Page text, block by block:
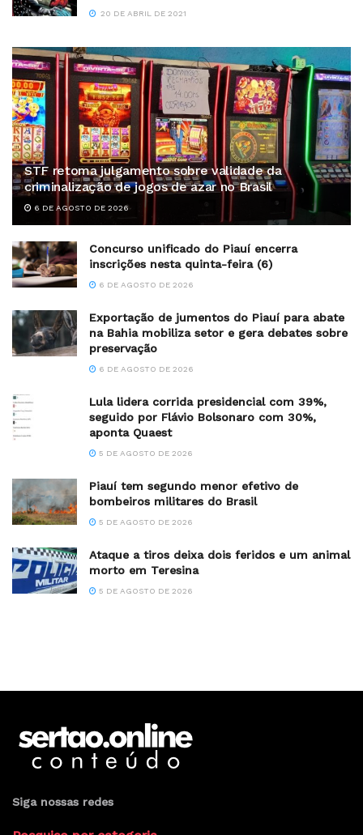
20 DE ABRIL DE 2021
STF retoma julgamento sobre validade da
criminalização de jogos de azar no Brasil
6 DE AGOSTO DE 2026
Concurso unificado do Piauí encerra
inscrições nesta quinta-feira (6)
6 DE AGOSTO DE 2026
Exportação de jumentos do Piauí para abate
na Bahia mobiliza setor e gera debates sobre
preservação
6 DE AGOSTO DE 2026
Lula lidera corrida presidencial com 39%,
seguido por Flávio Bolsonaro com 30%,
aponta Quaest
5 DE AGOSTO DE 2026
Piauí tem segundo menor efetivo de
bombeiros militares do Brasil
5 DE AGOSTO DE 2026
Ataque a tiros deixa dois feridos e um animal
morto em Teresina
5 DE AGOSTO DE 2026
Siga nossas redes